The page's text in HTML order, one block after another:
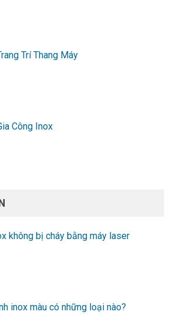
Trí Thang Máy
Công Inox
không bị cháy bằng máy laser
inox màu có những loại nào?